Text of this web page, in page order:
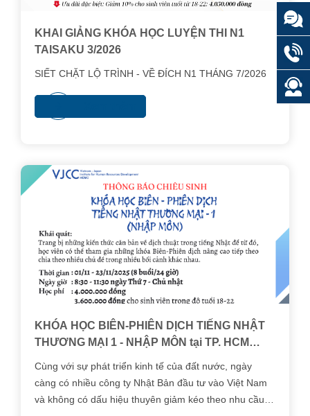
KHAI GIẢNG KHÓA HỌC LUYỆN THI N1
TAISAKU 3/2026
SIẾT CHẶT LỘ TRÌNH - VỀ ĐÍCH N1 THÁNG 7/2026
KHÓA HỌC BIÊN-PHIÊN DỊCH TIẾNG NHẬT
THƯƠNG MẠI 1 - NHẬP MÔN tại TP. HCM
Cùng với sự phát triển kinh tế của đất nước, ngày
càng có nhiều công ty Nhật Bản đầu tư vào Việt Nam
và không có dấu hiệu thuyên giảm kéo theo nhu cầu